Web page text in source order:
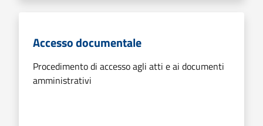
Accesso documentale
Procedimento di accesso agli atti e ai documenti
amministrativi